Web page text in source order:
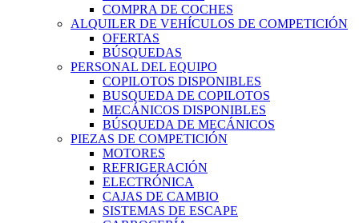
COMPRA DE COCHES
ALQUILER DE VEHÍCULOS DE COMPETICIÓN
OFERTAS
BÚSQUEDAS
PERSONAL DEL EQUIPO
COPILOTOS DISPONIBLES
BUSQUEDA DE COPILOTOS
MECÁNICOS DISPONIBLES
BÚSQUEDA DE MECÁNICOS
PIEZAS DE COMPETICIÓN
MOTORES
REFRIGERACIÓN
ELECTRÓNICA
CAJAS DE CAMBIO
SISTEMAS DE ESCAPE